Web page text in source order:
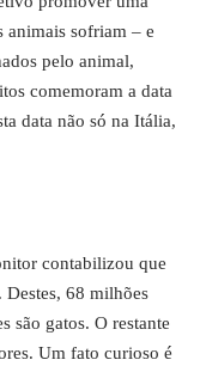
animais sofriam – e
pelo animal,
comemoram a data
data não só na Itália,
contabilizou que
Destes, 68 milhões
são gatos. O restante
Um fato curioso é